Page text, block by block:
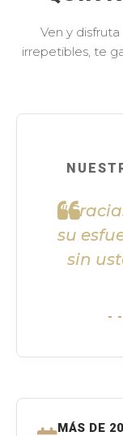
Ven y
irrepetibles, te
su
sin
MÁS DE